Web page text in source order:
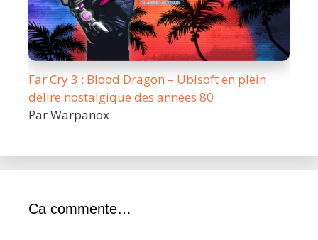
Far Cry 3 : Blood Dragon – Ubisoft en plein
délire nostalgique des années 80
Par Warpanox
Ca commente…